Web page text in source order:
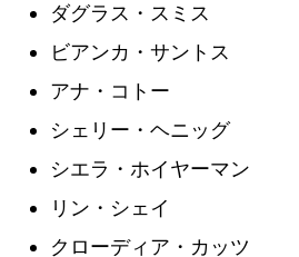
ダグラス・スミス
ビアンカ・サントス
アナ・コトー
シェリー・ヘニッグ
シエラ・ホイヤーマン
リン・シェイ
クローディア・カッツ